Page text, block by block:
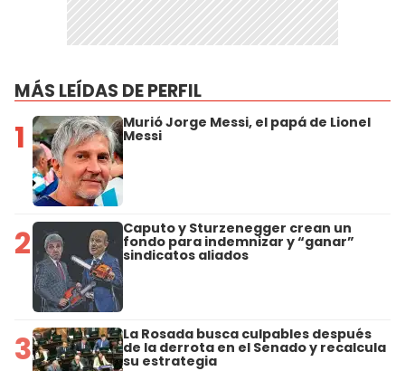
MÁS LEÍDAS DE PERFIL
1 Murió Jorge Messi, el papá de Lionel
Messi
2 Caputo y Sturzenegger crean un
fondo para indemnizar y “ganar”
sindicatos aliados
3 La Rosada busca culpables después
de la derrota en el Senado y recalcula
su estrategia